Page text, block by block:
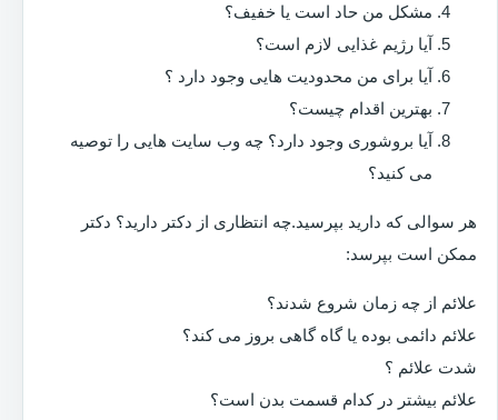
مشکل من حاد است یا خفیف؟
آیا رژیم غذایی لازم است؟
آیا برای من محدودیت هایی وجود دارد ؟
بهترین اقدام چیست؟
آیا بروشوری وجود دارد؟ چه وب سایت هایی را توصیه
می کنید؟
هر سوالی که دارید بپرسید.چه انتظاری از دکتر دارید؟ دکتر
ممکن است بپرسد:
علائم از چه زمان شروع شدند؟
علائم دائمی بوده یا گاه گاهی بروز می کند؟
شدت علائم ؟
علائم بیشتر در کدام قسمت بدن است؟